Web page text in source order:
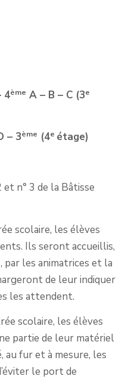
4ème A – B – C (3e
– 3ème (4e étage)
n° 3 de la Bâtisse
scolaire, les élèves
Ils seront accueillis,
par les animatrices et la
de leur indiquer
les attendent.
scolaire, les élèves
partie de leur matériel
au fur et à mesure, les
le port de